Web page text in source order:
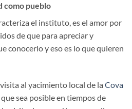
como pueblo
el instituto, es el amor por
de que para apreciar y
conocerlo y eso es lo que quieren
al yacimiento local de la Cova
sea posible en tiempos de